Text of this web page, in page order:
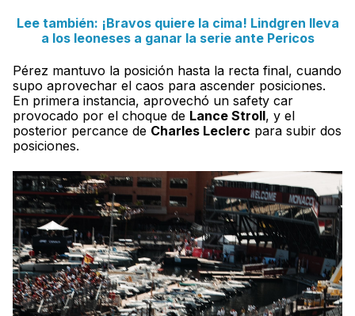
Lee también: ¡Bravos quiere la cima! Lindgren lleva
a los leoneses a ganar la serie ante Pericos
Pérez mantuvo la posición hasta la recta final, cuando
supo aprovechar el caos para ascender posiciones.
En primera instancia, aprovechó un safety car
provocado por el choque de Lance Stroll, y el
posterior percance de Charles Leclerc para subir dos
posiciones.